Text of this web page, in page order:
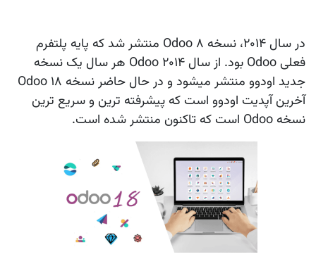
در سال 2014، نسخه 8 Odoo منتشر شد که پایه پلتفرم
فعلی Odoo بود. از سال 2014 Odoo هر سال یک نسخه
جدید اودوو منتشر میشود و در حال حاضر نسخه 18 Odoo
آخرین آپدیت اودوو است که پیشرفته ترین و سریع ترین
نسخه Odoo است که تاکنون منتشر شده است.